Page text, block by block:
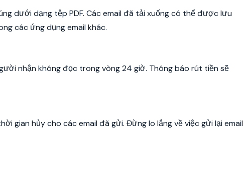
dưới dạng tệp PDF. Các email đã tải xuống có thể được lưu
các ứng dụng email khác.
nhận không đọc trong vòng 24 giờ. Thông báo rút tiền sẽ
gian hủy cho các email đã gửi. Đừng lo lắng về việc gửi lại email